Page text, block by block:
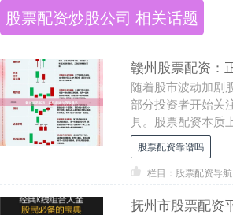
股票配资炒股公司 相关话题
赣州股票配资：
随着股市波动加剧
部分投资者开始关
具。股票配资本质
资方按一定比例为
交易规模，同时收....
股票配资靠谱吗
栏目：股票配资导航
抚州市股票配资